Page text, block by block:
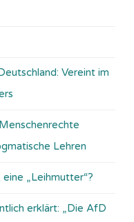
Vereint im
Lehren
„Leihmutter“?
erklärt: „Die AfD